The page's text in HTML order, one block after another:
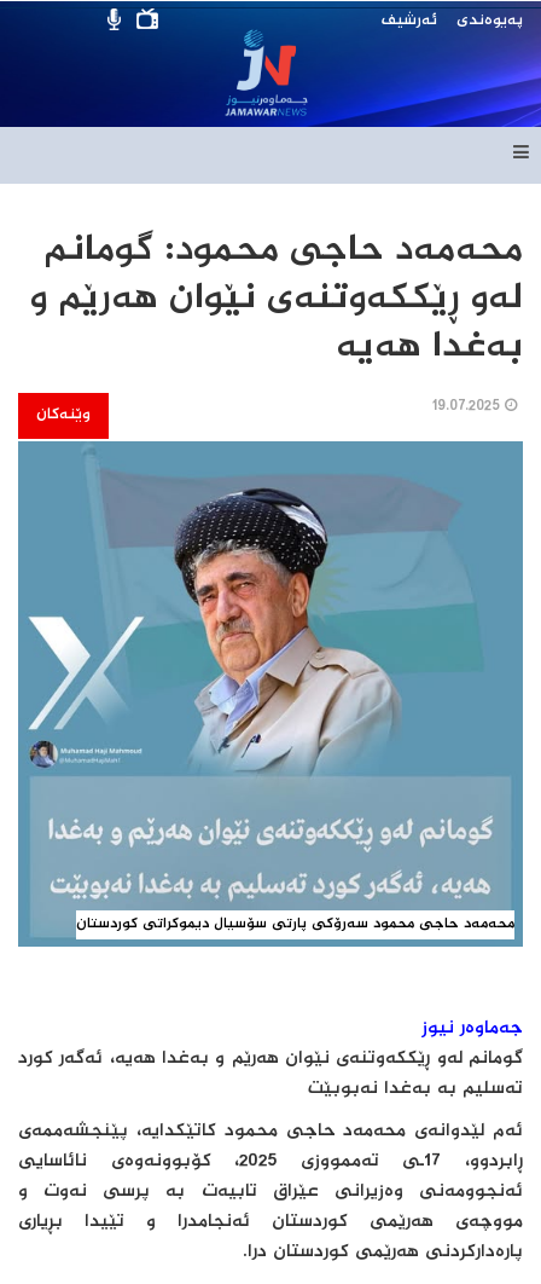
پەیوەندی ئەرشیف
محەمەد حاجی محمود: گومانم
لەو ڕێککەوتنەی نێوان هەرێم و
بەغدا هەیە
وێنەکان
محەمەد حاجی محمود سەرۆکی پارتی سۆسیال دیموکراتی کوردستان
جەماوەر نیوز
گومانم لەو ڕێککەوتنەی نێوان هەرێم و بەغدا هەیە، ئەگەر کورد
تەسلیم بە بەغدا نەبوبێت
ئەم لێدوانه‌ی محەمەد حاجی محمود کاتێکدایە، پێنجشەممەی
ڕابردوو، 17ـی تەممووزی 2025، کۆبوونەوەی نائاسایی
ئەنجوومەنی وەزیرانی عێراق تابیەت بە پرسی نەوت و
مووچەی هەرێمی کوردستان ئەنجامدرا و تێیدا بڕیاری
پارەدارکردنی هەرێمی کوردستان درا.